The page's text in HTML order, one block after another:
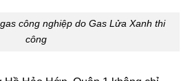
công nghiệp do Gas Lửa Xanh thi
công